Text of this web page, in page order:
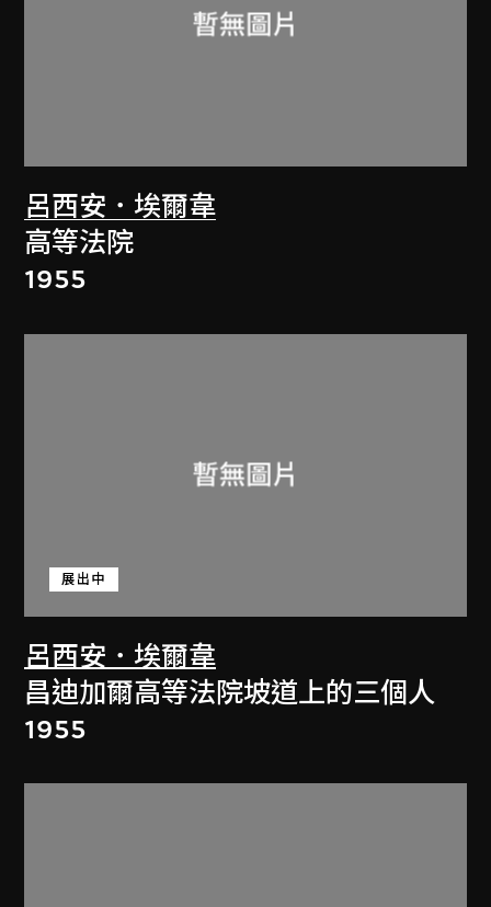
呂西安．埃爾韋
高等法院
1955
呂西安．埃爾韋
展出中
昌迪加爾高等法院坡道上的三個人
1955